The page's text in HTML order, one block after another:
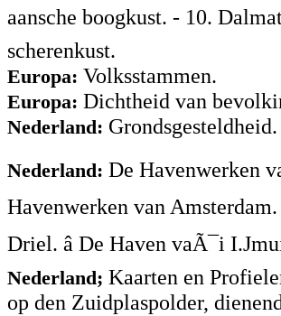
aansche boogkust. - 10.
scherenkust.
Europa: Volksstammen.
Europa: Dichtheid van
Nederland: Grondsgesteldheid.
Nederland: De Havenwerken
Havenwerken van Amsterdam.
Driel. â De Haven vaÃ¯i
Nederland; Kaarten en
op den Zuidplaspolder,